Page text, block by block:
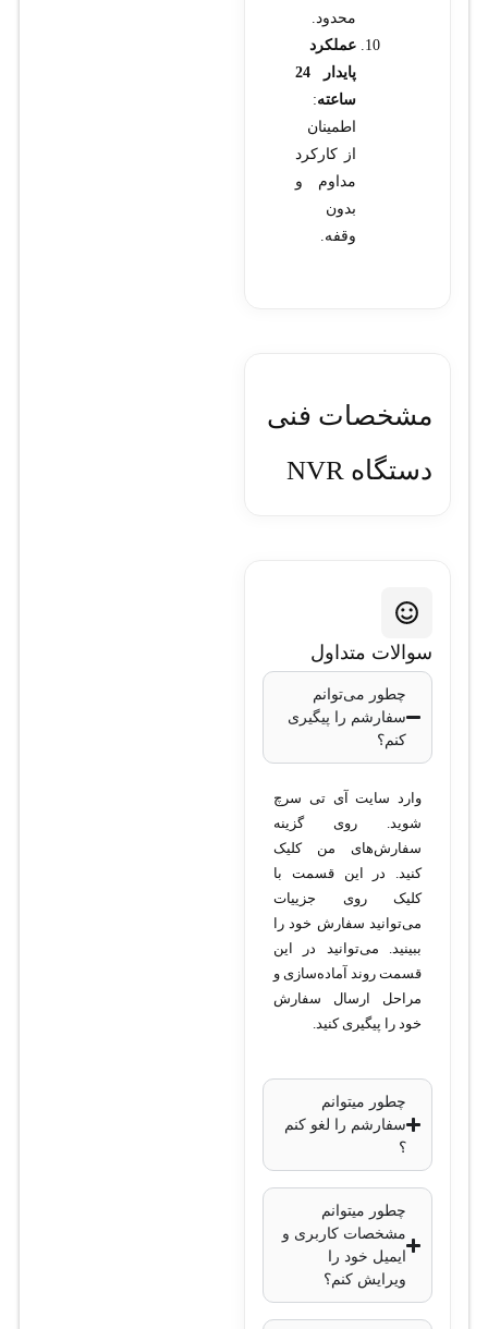
محدود.
عملکرد
پایدار 24
ساعته:
اطمینان
از کارکرد
مداوم و
بدون
وقفه.
مشخصات فنی
دستگاه NVR
TC-R3105
I/B/L/V1.1
• مدل: TC-R3105
کانال • رزولوشن ضبط: تا
1080p • فشرده‌سازی:
H.265 / H.264 • تعداد هارد
دیسک: 1 عدد با ظرفیت
حداکثر 6 ترابایت • ورودی
ویدئو: 5 کانال تحت شبکه •
خروجی ویدئو: HDMI و
قابلیت هوشمند: تشخیص
ابعاد: 260×220×45
کیلوگرم
سوالات متداول
چطور می‌توانم
سفارشم را پیگیری
کنم؟
وارد سایت آی تی سرچ
شوید. روی گزینه
سفارش‌های من کلیک
کنید. در این قسمت با
کلیک روی جزییات
می‌توانید سفارش خود را
ببینید. می‌توانید در این
قسمت روند آماده‌سازی و
مراحل ارسال سفارش
خود را پیگیری کنید.
چطور میتوانم
سفارشم را لغو کنم
؟
چطور میتوانم
مشخصات کاربری و
ایمیل خود را
ویرایش کنم؟